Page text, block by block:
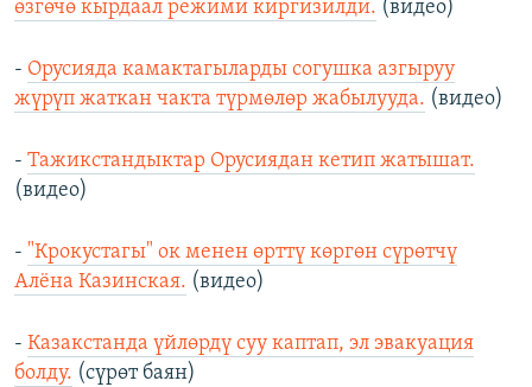
өзгөчө кырдаал режими киргизилди. (видео)
- Орусияда камактагыларды согушка азгыруу
жүрүп жаткан чакта түрмөлөр жабылууда. (видео)
- Тажикстандыктар Орусиядан кетип жатышат.
(видео)
- "Крокустагы" ок менен өрттү көргөн сүрөтчү
Алёна Казинская. (видео)
- Казакстанда үйлөрдү суу каптап, эл эвакуация
болду. (сүрөт баян)